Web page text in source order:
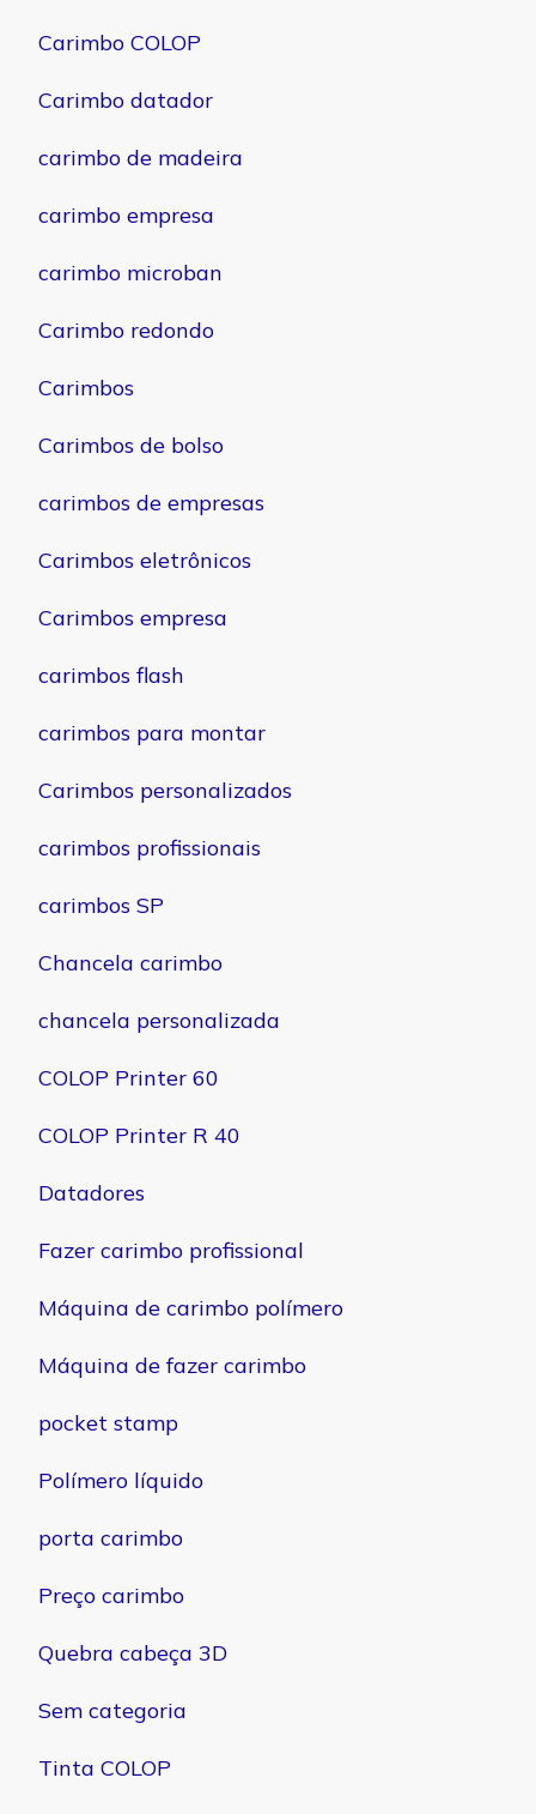
Carimbo COLOP
Carimbo datador
carimbo de madeira
carimbo empresa
carimbo microban
Carimbo redondo
Carimbos
Carimbos de bolso
carimbos de empresas
Carimbos eletrônicos
Carimbos empresa
carimbos flash
carimbos para montar
Carimbos personalizados
carimbos profissionais
carimbos SP
Chancela carimbo
chancela personalizada
COLOP Printer 60
COLOP Printer R 40
Datadores
Fazer carimbo profissional
Máquina de carimbo polímero
Máquina de fazer carimbo
pocket stamp
Polímero líquido
porta carimbo
Preço carimbo
Quebra cabeça 3D
Sem categoria
Tinta COLOP